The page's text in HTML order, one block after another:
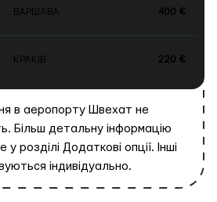
ВАРШАВА 400 €
КРАКІВ 220 €
в аеропорту Швехат не
Більш детальну інформацію
розділі Додаткові опції. Інші
індивідуально.